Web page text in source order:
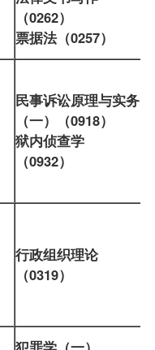
（0262）
票据法（0257）
民事诉讼原理与实务
（一）（0918）
狱内侦查学
（0932）
行政组织理论
（0319）